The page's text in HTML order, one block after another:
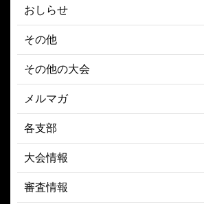
おしらせ
その他
その他の大会
メルマガ
各支部
大会情報
審査情報